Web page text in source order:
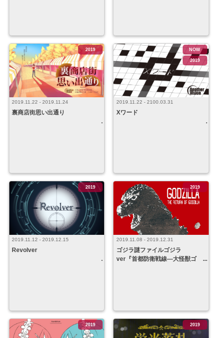
2019.11.22 - 2019.11.24
裏商店街思い出通り
2019
2019.11.22 - 2100.03.31
Xワード
NOW
2019
2019.11.12 - 2019.12.15
Revolver
2019
2019.11.08 - 2019.12.31
ゴジラ謎ファイルゴジラ
ver『首都防衛戦線―大怪獣ゴ
2019
2019 2019